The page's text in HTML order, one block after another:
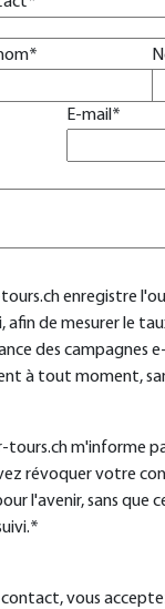
*
E-mail *
enregistre
afin de mesurer le
des campagnes
à tout moment,
tours.ch m'informe
révoquer votre
l'avenir, sans que
*
vous